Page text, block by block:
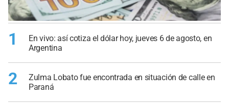
1
En vivo: así cotiza el dólar hoy, jueves 6 de agosto, en
Argentina
2
Zulma Lobato fue encontrada en situación de calle en
Paraná